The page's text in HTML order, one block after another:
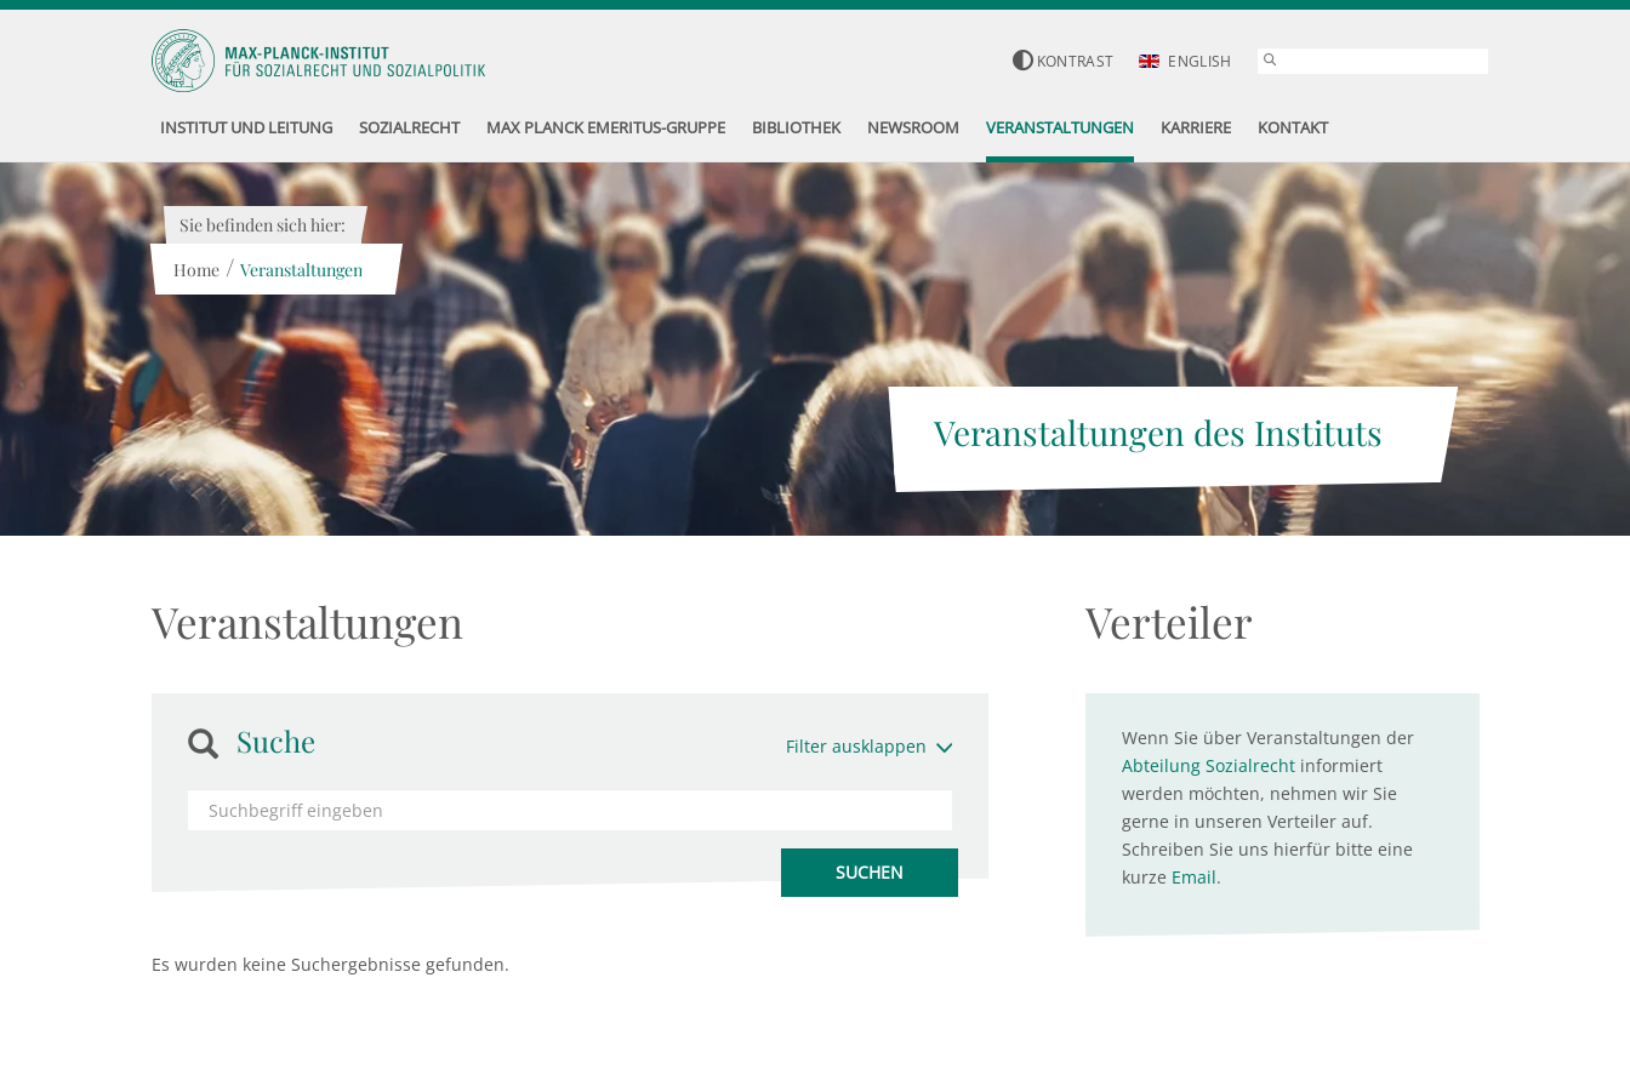
KONTRAST ENGLISH
INSTITUT UND LEITUNG SOZIALRECHT MAX PLANCK EMERITUS-GRUPPE BIBLIOTHEK NEWSROOM VERANSTALTUNGEN KARRIERE KONTAKT
Veranstaltungen des Instituts
Sie befinden sich hier:
Home / Veranstaltungen
Veranstaltungen
Suche Filter ausklappen
Es wurden keine Suchergebnisse gefunden.
Verteiler
Wenn Sie über Veranstaltungen der
Abteilung Sozialrechtinformiert
werden möchten, nehmen wir Sie
gerne in unseren Verteiler auf.
Schreiben Sie uns hierfür bitte eine
kurze Email.